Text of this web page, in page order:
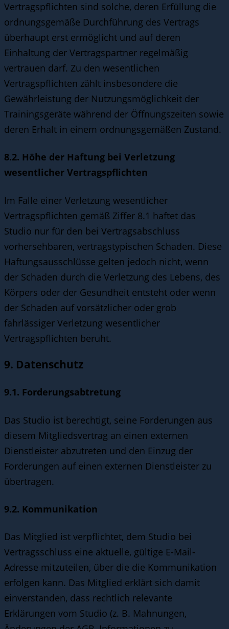
Vertragspflichten sind solche, deren Erfüllung die
ordnungsgemäße Durchführung des Vertrags
überhaupt erst ermöglicht und auf deren
Einhaltung der Vertragspartner regelmäßig
vertrauen darf. Zu den wesentlichen
Vertragspflichten zählt insbesondere die
Gewährleistung der Nutzungsmöglichkeit der
Trainingsgeräte während der Öffnungszeiten sowie
deren Erhalt in einem ordnungsgemäßen Zustand.
8.2. Höhe der Haftung bei Verletzung
wesentlicher Vertragspflichten
Im Falle einer Verletzung wesentlicher
Vertragspflichten gemäß Ziffer 8.1 haftet das
Studio nur für den bei Vertragsabschluss
vorhersehbaren, vertragstypischen Schaden. Diese
Haftungsausschlüsse gelten jedoch nicht, wenn
der Schaden durch die Verletzung des Lebens, des
Körpers oder der Gesundheit entsteht oder wenn
der Schaden auf vorsätzlicher oder grob
fahrlässiger Verletzung wesentlicher
Vertragspflichten beruht.
9. Datenschutz
9.1. Forderungsabtretung
Das Studio ist berechtigt, seine Forderungen aus
diesem Mitgliedsvertrag an einen externen
Dienstleister abzutreten und den Einzug der
Forderungen auf einen externen Dienstleister zu
übertragen.
9.2. Kommunikation
Das Mitglied ist verpflichtet, dem Studio bei
Vertragsschluss eine aktuelle, gültige E-Mail-
Adresse mitzuteilen, über die die Kommunikation
erfolgen kann. Das Mitglied erklärt sich damit
einverstanden, dass rechtlich relevante
Erklärungen vom Studio (z. B. Mahnungen,